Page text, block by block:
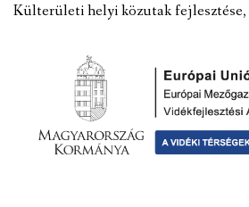
NEMZETISÉGI ÖNKORMÁNYZAT
TÁRSULÁS
PÁLYÁZATOK
HIRDETMÉNYEK
Külterületi helyi közutak fejlesztése,